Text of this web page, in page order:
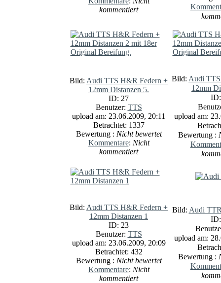
kommentiert
Bild: Audi TTS H&R Federn +
12mm Distanzen 5.
ID: 27
Benutzer: TTS
upload am: 23.06.2009, 20:11
Betrachtet: 1337
Bewertung : Nicht bewertet
Kommentare: Nicht
kommentiert
Bild: Audi
12mm
upload am:
Bewertung :
Bild: Audi TTS H&R Federn +
12mm Distanzen 1
ID: 23
Benutzer: TTS
upload am: 23.06.2009, 20:09
Betrachtet: 432
Bewertung : Nicht bewertet
Kommentare: Nicht
kommentiert
Bild: Audi
upload am:
Bewertung :